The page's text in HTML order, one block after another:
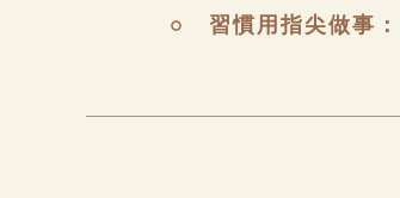
○ 習慣用指尖做事：